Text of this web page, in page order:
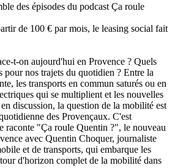
des épisodes du podcast Ça roule
de 100 € par mois, le leasing social fait
t-on aujourd'hui en Provence ? Quels
pour nos trajets du quotidien ? Entre la
les transports en commun saturés ou en
qui se multiplient et les nouvelles
discussion, la question de la mobilité est
des Provençaux. C'est
raconte "Ça roule Quentin ?", le nouveau
avec Quentin Choquer, journaliste
et de transports, qui embarque les
d'horizon complet de la mobilité dans